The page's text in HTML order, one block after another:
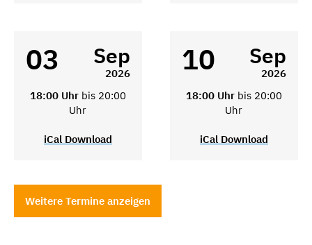
03 Sep
2026
18:00 Uhr bis 20:00
Uhr
iCal Download
10 Sep
2026
18:00 Uhr bis 20:00
Uhr
iCal Download
Weitere Termine anzeigen